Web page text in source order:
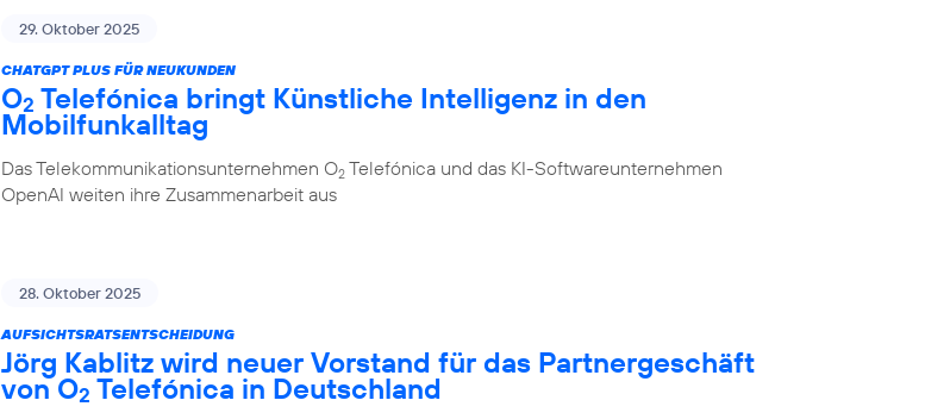
29. Oktober 2025
CHATGPT PLUS FÜR NEUKUNDEN
O2 Telefónica bringt Künstliche Intelligenz in den
Mobilfunkalltag
Das Telekommunikationsunternehmen O2 Telefónica und das KI-Softwareunternehmen
OpenAI weiten ihre Zusammenarbeit aus
28. Oktober 2025
AUFSICHTSRATSENTSCHEIDUNG
Jörg Kablitz wird neuer Vorstand für das Partnergeschäft
von O2 Telefónica in Deutschland